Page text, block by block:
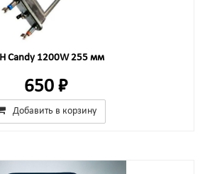
Candy 1200W 255 мм
650 ₽
Добавить в корзину